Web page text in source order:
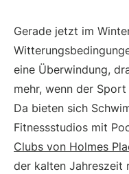
Gerade jetzt im
eine Überwindung,
mehr, wenn der
Da bieten sich
Fitnessstudios mit
Clubs von Holmes
der kalten Jahreszeit